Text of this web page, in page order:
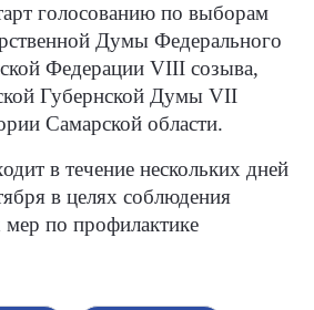
голосованию по выборам
Думы Федерального
Федерации VIII созыва,
Губернской Думы VII
Самарской области.
в течение нескольких дней
в целях соблюдения
по профилактике